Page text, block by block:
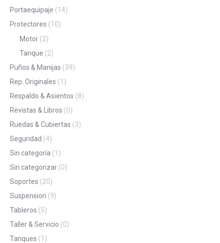
Portaequipaje (14)
Protectores (10)
Motor (2)
Tanque (2)
Puños & Manijas (39)
Rep. Originales (1)
Respaldo & Asientos (8)
Revistas & Libros (0)
Ruedas & Cubiertas (3)
Seguridad (4)
Sin categoría (1)
Sin categorizar (0)
Soportes (20)
Suspension (9)
Tableros (5)
Taller & Servicio (0)
Tanques (1)